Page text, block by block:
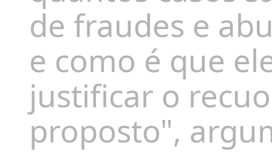
de fraudes e
e como é que
justificar o
proposto",